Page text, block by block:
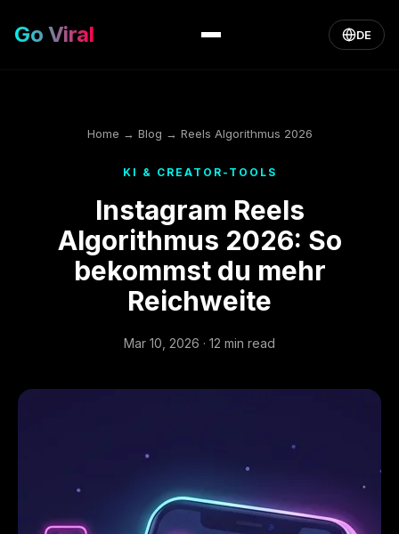
Go Viral DE
Home → Blog → Reels Algorithmus 2026
KI & CREATOR-TOOLS
Instagram Reels
Algorithmus 2026: So
bekommst du mehr
Reichweite
Mar 10, 2026 · 12 min read